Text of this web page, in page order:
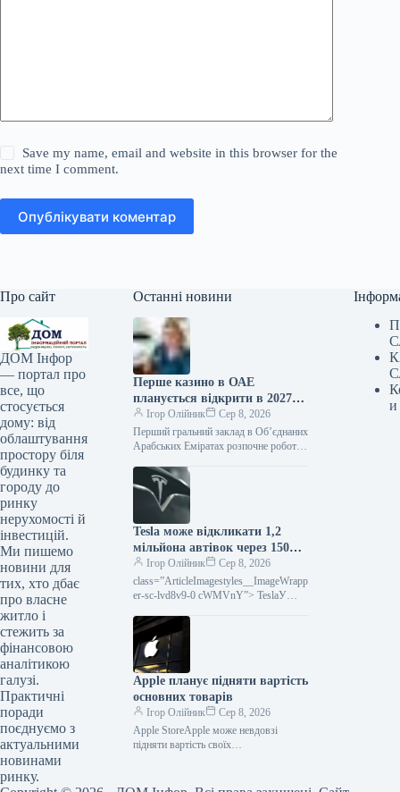
Save my name, email and website in this browser for the
next time I comment.
Опублікувати коментар
Про сайт
ДОМ Інфор
— портал про
все, що
стосується
дому: від
облаштування
простору біля
будинку та
городу до
ринку
нерухомості й
інвестицій.
Ми пишемо
новини для
тих, хто дбає
про власне
житло і
стежить за
фінансовою
аналітикою
галузі.
Практичні
поради
поєднуємо з
актуальними
новинами
ринку.
Останні новини
Перше казино в ОАЕ
планується відкрити в 2027
році — подробиці
Ігор Олійник
Сер 8, 2026
Перший гральний заклад в Об’єднаних
Арабських Еміратах розпочне роботу
в Об’єднаних Арабських Еміратах
стартує…
Tesla може відкликати 1,2
мільйона автівок через 150
претензій.
Ігор Олійник
Сер 8, 2026
class=”ArticleImagestyles__ImageWrapp
er-sc-lvd8v9-0 cWMVnY”> TeslaУ
ґрунтовне розслідування щодо
автомобілів Tesla через численні
нарікання
Apple планує підняти вартість
основних товарів
Ігор Олійник
Сер 8, 2026
Apple StoreApple може невдовзі
підняти вартість своїх
Mac, iPad та інші гаджети,…
и